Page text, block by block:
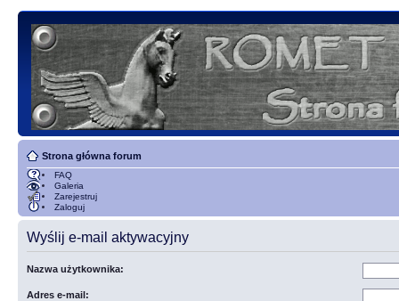
Strona główna forum
FAQ
Galeria
Zarejestruj
Zaloguj
Wyślij e-mail aktywacyjny
Nazwa użytkownika:
Adres e-mail: